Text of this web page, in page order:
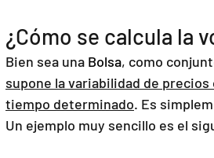
¿Cómo se calcula la
Bien sea una Bolsa, como
supone la variabilidad de
tiempo determinado. Es
Un ejemplo muy sencillo es el